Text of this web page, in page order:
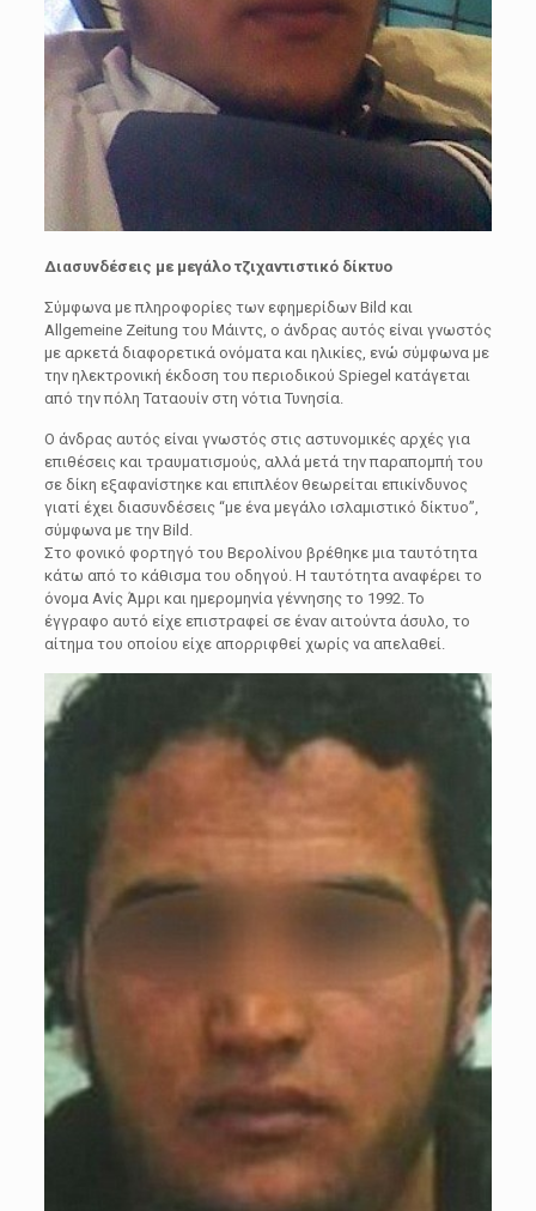
Διασυνδέσεις με μεγάλο τζιχαντιστικό δίκτυο
Σύμφωνα με πληροφορίες των εφημερίδων Bild και
Allgemeine Zeitung του Μάιντς, ο άνδρας αυτός είναι γνωστός
με αρκετά διαφορετικά ονόματα και ηλικίες, ενώ σύμφωνα με
την ηλεκτρονική έκδοση του περιοδικού Spiegel κατάγεται
από την πόλη Ταταουίν στη νότια Τυνησία.
Ο άνδρας αυτός είναι γνωστός στις αστυνομικές αρχές για
επιθέσεις και τραυματισμούς, αλλά μετά την παραπομπή του
σε δίκη εξαφανίστηκε και επιπλέον θεωρείται επικίνδυνος
γιατί έχει διασυνδέσεις “με ένα μεγάλο ισλαμιστικό δίκτυο”,
σύμφωνα με την Bild.
Στο φονικό φορτηγό του Βερολίνου βρέθηκε μια ταυτότητα
κάτω από το κάθισμα του οδηγού. Η ταυτότητα αναφέρει το
όνομα Ανίς Άμρι και ημερομηνία γέννησης το 1992. Το
έγγραφο αυτό είχε επιστραφεί σε έναν αιτούντα άσυλο, το
αίτημα του οποίου είχε απορριφθεί χωρίς να απελαθεί.